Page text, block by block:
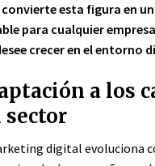
esta figura en
para cualquier
crecer en el entorno
a los
sector
digital evoluciona